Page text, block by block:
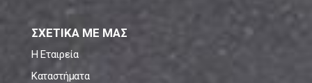
ΣΧΕΤΙΚΑ ΜΕ ΜΑΣ
Η Εταιρεία
Καταστήματα